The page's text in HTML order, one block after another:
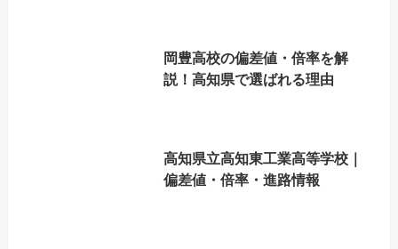
岡豊高校の偏差値・倍率を解
説！高知県で選ばれる理由
高知県立高知東工業高等学校｜
偏差値・倍率・進路情報